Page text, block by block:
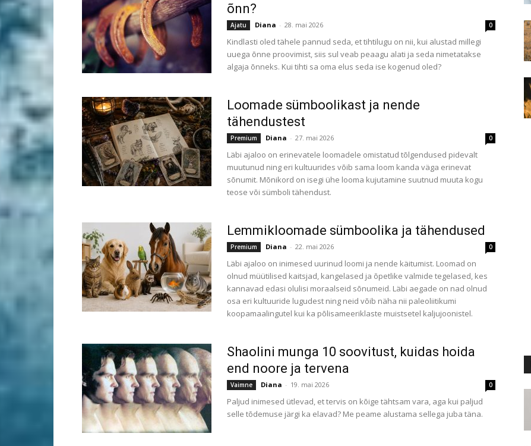
õnn?
Ajatu Diana - 28. mai 2026 0
Kindlasti oled tähele pannud seda, et tihtilugu on nii, kui alustad millegi
uuega õnne proovimist, siis sul veab peaagu alati ja seda nimetatakse
algaja õnneks. Kui tihti sa oma elus seda ise kogenud oled?
Loomade sümboolikast ja nende
tähendustest
Premium Diana - 27. mai 2026 0
Läbi ajaloo on erinevatele loomadele omistatud tõlgendused pidevalt
muutunud ning eri kultuurides võib sama loom kanda väga erinevat
sõnumit. Mõnikord on isegi ühe looma kujutamine suutnud muuta kogu
teose või sümboli tähendust.
Lemmikloomade sümboolika ja tähendused
Premium Diana - 22. mai 2026 0
Läbi ajaloo on inimesed uurinud loomi ja nende käitumist. Loomad on
olnud müütilised kaitsjad, kangelased ja õpetlike valmide tegelased, kes
kannavad edasi olulisi moraalseid sõnumeid. Läbi aegade on nad olnud
osa eri kultuuride lugudest ning neid võib näha nii paleoliitikumi
koopamaalingutel kui ka põlisameeriklaste muistsetel kaljujoonistel.
Shaolini munga 10 soovitust, kuidas hoida
end noore ja tervena
Vaimne Diana - 19. mai 2026 0
Paljud inimesed ütlevad, et tervis on kõige tähtsam vara, aga kui paljud
selle tõdemuse järgi ka elavad? Me peame alustama sellega juba täna.